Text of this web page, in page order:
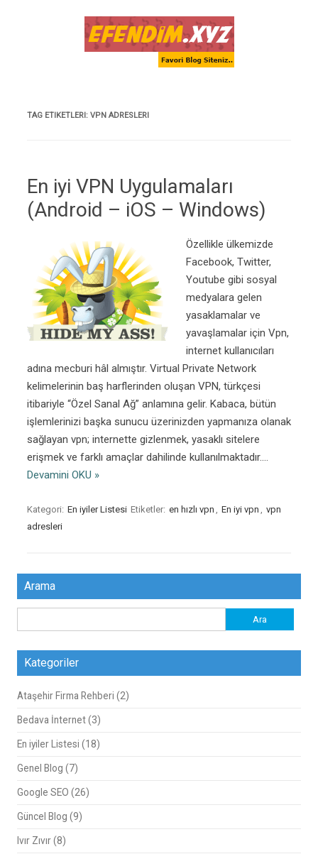
TAG ETIKETLERI: VPN ADRESLERI
En iyi VPN Uygulamaları
(Android – iOS – Windows)
Özellikle ülkemizde
Facebook, Twitter,
Youtube gibi sosyal
medyalara gelen
yasaklamalar ve
yavaşlamalar için Vpn,
internet kullanıcıları
adına mecburi hâl almıştır. Virtual Private Network
kelimelerinin baş harflerinden oluşan VPN, türkçesi
itibariyle “Özel Sanal Ağ” anlamına gelir. Kabaca, bütün
işlemlerinizi başka sunucu üzerinizden yapmanıza olanak
sağlayan vpn; internette gizlenmek, yasaklı sitelere
erişmek ve farklı amaçlar dahilinde kullanılmaktadır.…
Devamini OKU »
Kategori: En iyiler Listesi Etiketler: en hızlı vpn , En iyi vpn , vpn
adresleri
Arama
Kategoriler
Ataşehir Firma Rehberi (2)
Bedava İnternet(3)
En iyiler Listesi (18)
Genel Blog (7)
Google SEO (26)
Güncel Blog (9)
Ivır Zıvır(8)